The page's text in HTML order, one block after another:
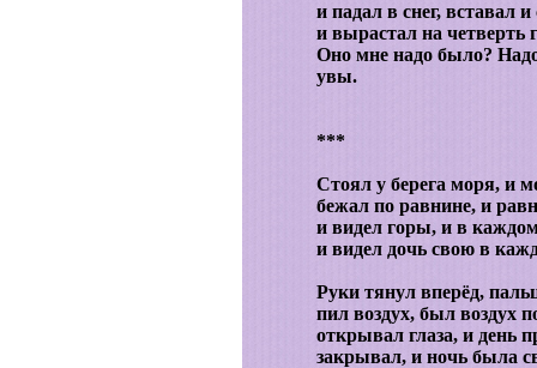
и падал в снег, вставал
и вырастал на четверть
Оно мне надо было?
увы.
***
Стоял у берега моря, и
бежал по равнине, и
и видел горы, и в
и видел дочь свою в
Руки тянул вперёд,
пил воздух, был воздух
открывал глаза, и день
закрывал, и ночь была